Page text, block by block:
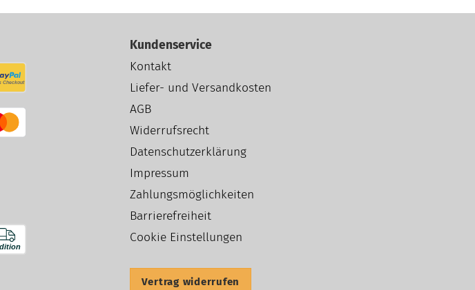
Kundenservice
Kontakt
Liefer- und Versandkosten
AGB
Widerrufsrecht
Datenschutzerklärung
Impressum
Zahlungsmöglichkeiten
Barrierefreiheit
Cookie Einstellungen
Vertrag widerrufen